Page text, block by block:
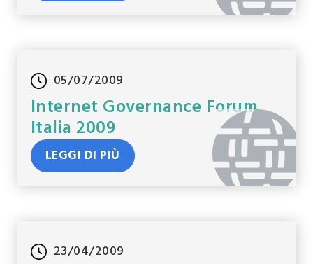
05/07/2009
Internet Governance Forum
Italia 2009
LEGGI DI PIÙ
23/04/2009